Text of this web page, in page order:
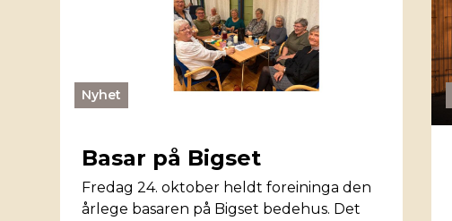
Nyhet
Basar på Bigset
Fredag 24. oktober heldt foreininga den
årlege basaren på Bigset bedehus. Det